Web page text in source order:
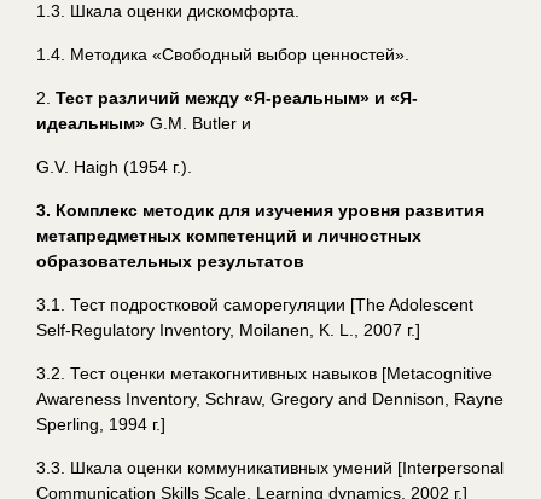
1.3. Шкала оценки дискомфорта.
1.4. Методика «Свободный выбор ценностей».
2. Тест различий между «Я-реальным» и «Я-
идеальным» G.M. Butler и
G.V. Haigh (1954 г.).
3. Комплекс методик для изучения уровня развития
метапредметных компетенций и личностных
образовательных результатов
3.1. Тест подростковой саморегуляции [The Adolescent
Self-Regulatory Inventory, Moilanen, K. L., 2007 г.]
3.2. Тест оценки метакогнитивных навыков [Metacognitive
Awareness Inventory, Schraw, Gregory and Dennison, Rayne
Sperling, 1994 г.]
3.3. Шкала оценки коммуникативных умений [Interpersonal
Communication Skills Scale, Learning dynamics, 2002 г.]